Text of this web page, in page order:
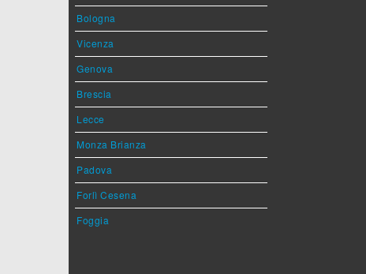
Bologna
Vicenza
Genova
Brescia
Lecce
Monza Brianza
Padova
Forlì Cesena
Foggia